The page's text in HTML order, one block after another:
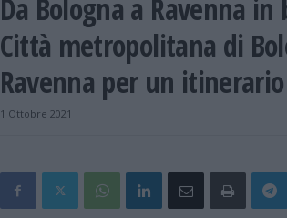
Da Bologna a Ravenna
Città metropolitana di
Ravenna per un
1 Ottobre 2021